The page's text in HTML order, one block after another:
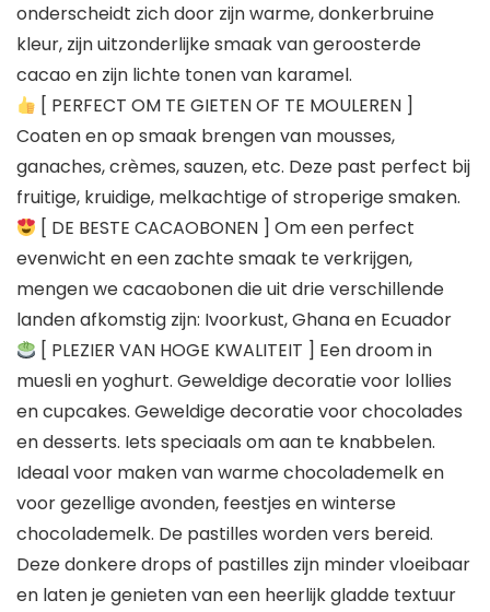
onderscheidt zich door zijn warme, donkerbruine
kleur, zijn uitzonderlijke smaak van geroosterde
cacao en zijn lichte tonen van karamel.
[ PERFECT OM TE GIETEN OF TE MOULEREN ]
Coaten en op smaak brengen van mousses,
ganaches, crèmes, sauzen, etc. Deze past perfect bij
fruitige, kruidige, melkachtige of stroperige smaken.
[ DE BESTE CACAOBONEN ] Om een perfect
evenwicht en een zachte smaak te verkrijgen,
mengen we cacaobonen die uit drie verschillende
landen afkomstig zijn: Ivoorkust, Ghana en Ecuador
[ PLEZIER VAN HOGE KWALITEIT ] Een droom in
muesli en yoghurt. Geweldige decoratie voor lollies
en cupcakes. Geweldige decoratie voor chocolades
en desserts. Iets speciaals om aan te knabbelen.
Ideaal voor maken van warme chocolademelk en
voor gezellige avonden, feestjes en winterse
chocolademelk. De pastilles worden vers bereid.
Deze donkere drops of pastilles zijn minder vloeibaar
en laten je genieten van een heerlijk gladde textuur